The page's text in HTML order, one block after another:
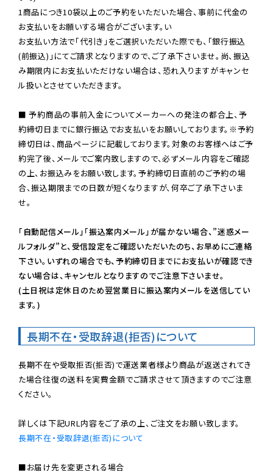
1商品につき10袋以上のご予約をいただいた場合、事前に代金の
お支払いをお願いする場合がございます。い
お支払い方法で「代引き」をご選択いただいた際でも、「銀行振込
(前振込)」にてご請求となりますので、ご了承下さいませ。尚、振込
み期限内にお支払いただけない場合は、恐れ入りますがキャンセ
ル扱いとさせていただきます。
■ 予約商品の事前入金についてメーカーへの発注の都合上、予
約締切日までに銀行振込でお支払いをお願いしております。※予約
締切日は、商品ページに記載しております。対象のお客様へはご予
約完了後、メールでご案内致しますので、必ずメール内容をご確認
の上、お振込みをお願い致します。予約締切日直前のご予約の場
合、振込期限までの日数が短くなりますが、何卒ご了承下さいま
せ。
「自動配信メール」「振込案内メール」が届かない場合、”迷惑メー
ルフォルダ”と、受信設定をご確認いただいたのち、お早めにご連絡
下さい。いずれの場合でも、予約締切日までにお支払いが確認でき
ない場合は、キャンセルとなりますのでご注意下さいませ。
(土日祝は定休日のため翌営業日に振込案内メールを送信してい
ます。)
長期不在・受取辞退(拒否)について
長期不在や受取拒否(拒否)で運送業者様より商品が返送されてき
た場合往復の送料を実費金額でご請求させて頂きますのでご注意
ください。
長期不在・受取辞退(拒否)について